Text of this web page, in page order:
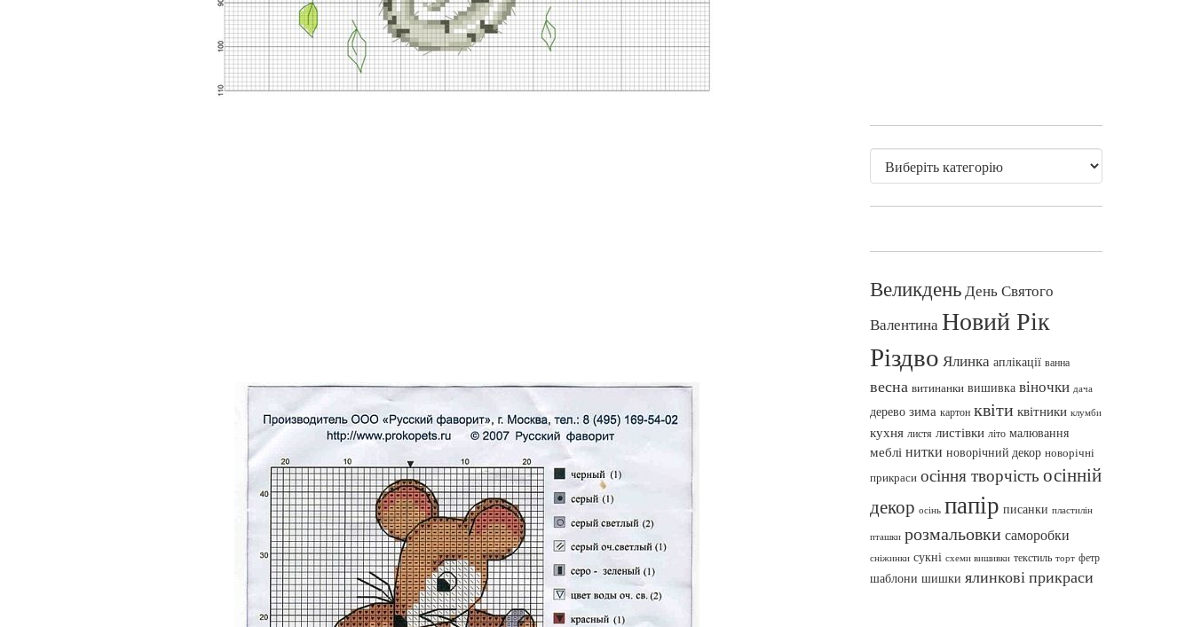
ВеликденьДень Святого
ВалентинаНовий Рік
Різдво Ялинка аплікації ванна
весна витинанки вишивка віночки дача
дерево зима картон квіти квітники клумби
кухня листя листівки літо малювання
меблі нитки новорічний декор новорічні
прикраси осіння творчість осінній
декор осінь папір писанки пластилін
пташки розмальовки саморобки
сніжинки сукні схеми вишивки текстиль торт фетр
шаблони шишки ялинкові прикраси